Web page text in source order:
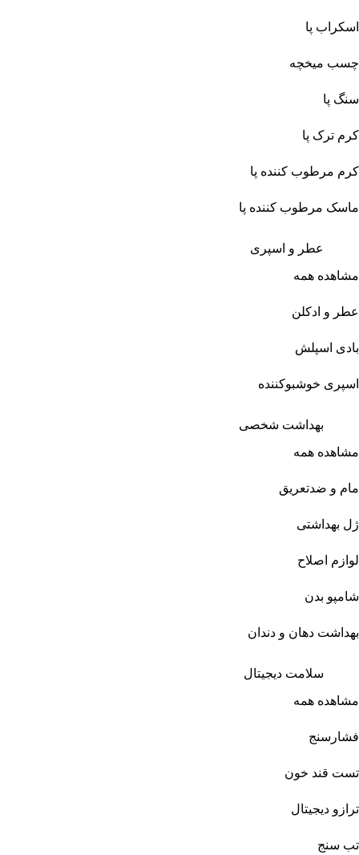
اسکراب پا
چسب میخچه
سنگ پا
کرم ترک پا
کرم مرطوب کننده پا
ماسک مرطوب کننده پا
عطر و اسپری
مشاهده همه
عطر و ادکلن
بادی اسپلش
اسپری خوشبوکننده
بهداشت شخصی
مشاهده همه
مام و ضدتعریق
ژل بهداشتی
لوازم اصلاح
شامپو بدن
بهداشت دهان و دندان
سلامت دیجیتال
مشاهده همه
فشارسنج
تست قند خون
ترازو دیجیتال
تب سنج